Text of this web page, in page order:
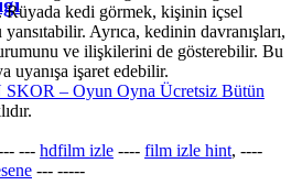
kedi görmek, kişinin içsel
Ayrıca, kedinin davranışları,
ve ilişkilerini de gösterebilir. Bu
uyanışa işaret edebilir.
– Oyun Oyna Ücretsiz Bütün
--- hdfilm izle ---- film izle hint, ----
--- -----